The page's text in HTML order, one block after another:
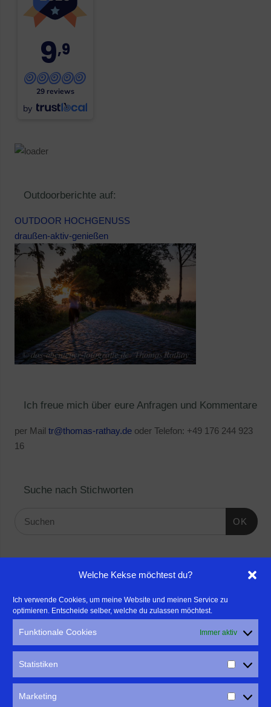
Welche Kekse möchtest du?
Ich verwende Cookies, um meine Website und meinen Service zu
optimieren. Entscheide selber, welche du zulassen möchtest.
Funktionale Cookies Immer aktiv
Statistiken
Marketing
9,9
29 reviews
by
Outdoorberichte auf:
OUTDOOR HOCHGENUSS
draußen-aktiv-genießen
Ich freue mich über eure Anfragen und Kommentare
per Mail tr@thomas-rathay.deoder Telefon: +49 176 244 923
16
Suche nach Stichworten
OK
- Für professionelle Fotografen, die ihre Stärken mehr in den
Fokus rücken wollen, empfehle ich eine Beratung durch Frau
Dr. Martina Mettner